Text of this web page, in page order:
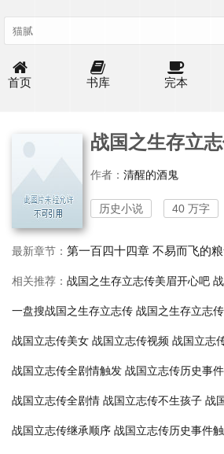
首页 书库 完本
战国之生存立
作者： 清醒的酒鬼
历史小说 40 万字
最新章节： 第一百四十四章 不易而飞的
相关推荐： 战国之生存立志传美眉开心吧
一盘搜战国之生存立志传 战国之生存立志
战国立志传美女 战国立志传视频 战国立志
战国立志传全剧情触发 战国立志传历史事件
战国立志传全剧情 战国立志传不生孩子 战
战国立志传继承顺序 战国立志传历史事件